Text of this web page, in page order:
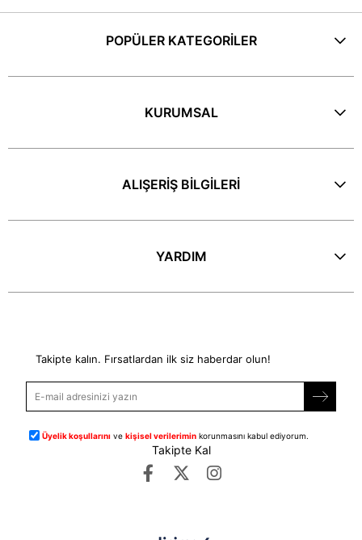
POPÜLER KATEGORİLER
KURUMSAL
ALIŞERİŞ BİLGİLERİ
YARDIM
Takipte kalın. Fırsatlardan ilk siz haberdar olun!
Üyelik koşullarını vekişisel verilerimin korunmasını kabul ediyorum.
Takipte Kal